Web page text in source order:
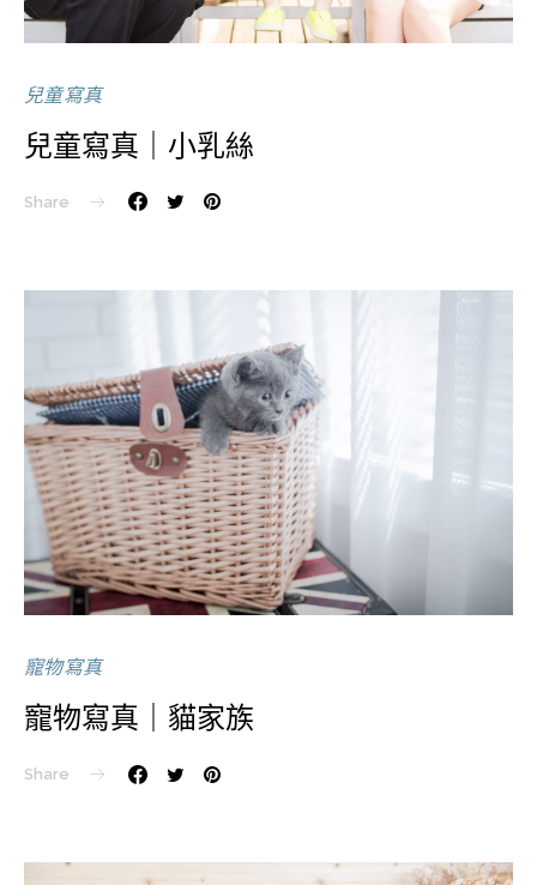
兒童寫真
兒童寫真｜小乳絲
Share
寵物寫真
寵物寫真｜貓家族
Share